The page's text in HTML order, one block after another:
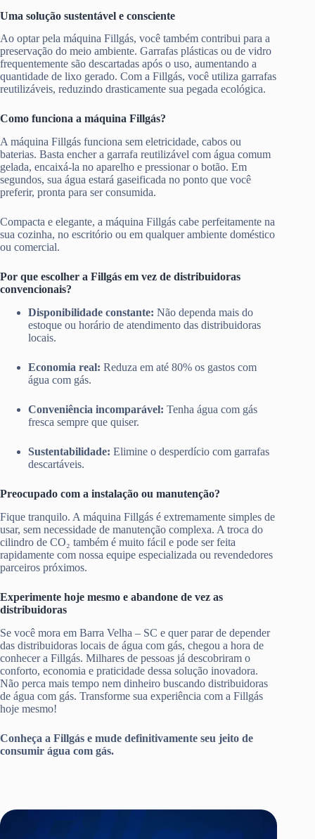
Uma solução sustentável e consciente
Ao optar pela máquina Fillgás, você também contribui para a
preservação do meio ambiente. Garrafas plásticas ou de vidro
frequentemente são descartadas após o uso, aumentando a
quantidade de lixo gerado. Com a Fillgás, você utiliza garrafas
reutilizáveis, reduzindo drasticamente sua pegada ecológica.
Como funciona a máquina Fillgás?
A máquina Fillgás funciona sem eletricidade, cabos ou
baterias. Basta encher a garrafa reutilizável com água comum
gelada, encaixá-la no aparelho e pressionar o botão. Em
segundos, sua água estará gaseificada no ponto que você
preferir, pronta para ser consumida.
Compacta e elegante, a máquina Fillgás cabe perfeitamente na
sua cozinha, no escritório ou em qualquer ambiente doméstico
ou comercial.
Por que escolher a Fillgás em vez de distribuidoras
convencionais?
Disponibilidade constante: Não dependa mais do
estoque ou horário de atendimento das distribuidoras
locais.
Economia real: Reduza em até 80% os gastos com
água com gás.
Conveniência incomparável: Tenha água com gás
fresca sempre que quiser.
Sustentabilidade: Elimine o desperdício com garrafas
descartáveis.
Preocupado com a instalação ou manutenção?
Fique tranquilo. A máquina Fillgás é extremamente simples de
usar, sem necessidade de manutenção complexa. A troca do
cilindro de CO₂ também é muito fácil e pode ser feita
rapidamente com nossa equipe especializada ou revendedores
parceiros próximos.
Experimente hoje mesmo e abandone de vez as
distribuidoras
Se você mora em Barra Velha – SC e quer parar de depender
das distribuidoras locais de água com gás, chegou a hora de
conhecer a Fillgás. Milhares de pessoas já descobriram o
conforto, economia e praticidade dessa solução inovadora.
Não perca mais tempo nem dinheiro buscando distribuidoras
de água com gás. Transforme sua experiência com a Fillgás
hoje mesmo!
Conheça a Fillgás e mude definitivamente seu jeito de
consumir água com gás.